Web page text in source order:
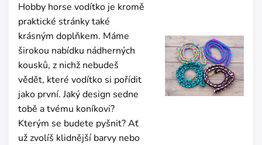
Hobby horse vodítko je kromě
praktické stránky také
krásným doplňkem. Máme
širokou nabídku nádherných
kousků, z nichž nebudeš
vědět, které vodítko si pořídit
jako první. Jaký design sedne
tobě a tvému koníkovi?
Kterým se budete pyšnit? Ať
už zvolíš klidnější barvy nebo